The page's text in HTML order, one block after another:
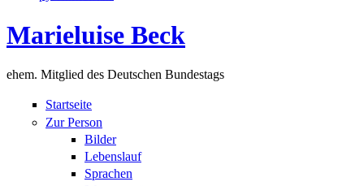
Marieluise Beck
ehem. Mitglied des Deutschen Bundestags
Startseite
Zur Person
Bilder
Lebenslauf
Sprachen